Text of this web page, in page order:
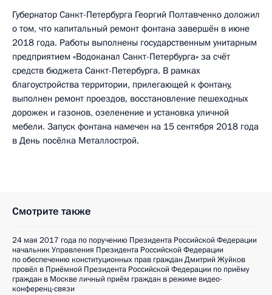
Губернатор Санкт-Петербурга Георгий Полтавченко доложил
о том, что капитальный ремонт фонтана завершён в июне
2018 года. Работы выполнены государственным унитарным
предприятием «Водоканал Санкт-Петербурга» за счёт
средств бюджета Санкт-Петербурга. В рамках
благоустройства территории, прилегающей к фонтану,
выполнен ремонт проездов, восстановление пешеходных
дорожек и газонов, озеленение и установка уличной
мебели. Запуск фонтана намечен на 15 сентября 2018 года
в День посёлка Металлострой.
Смотрите также
24 мая 2017 года по поручению Президента Российской Федерации
начальник Управления Президента Российской Федерации
по обеспечению конституционных прав граждан Дмитрий Жуйков
провёл в Приёмной Президента Российской Федерации по приёму
граждан в Москве личный приём граждан в режиме видео-
конференц-связи